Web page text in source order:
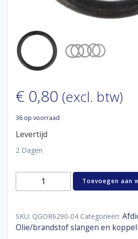
€ 0,80 (excl. btw)
36 op voorraad
Levertijd
2 Dagen
Viton
x
1,8
Toevoegen aan
SKU: QGOR6290-04 Categorieën:
Olie/brandstof slangen en